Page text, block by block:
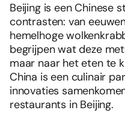
Beijing is een Chinese
contrasten: van
hemelhoge
begrijpen wat deze
maar naar het eten te
China is een culinair
innovaties
restaurants in Beijing.